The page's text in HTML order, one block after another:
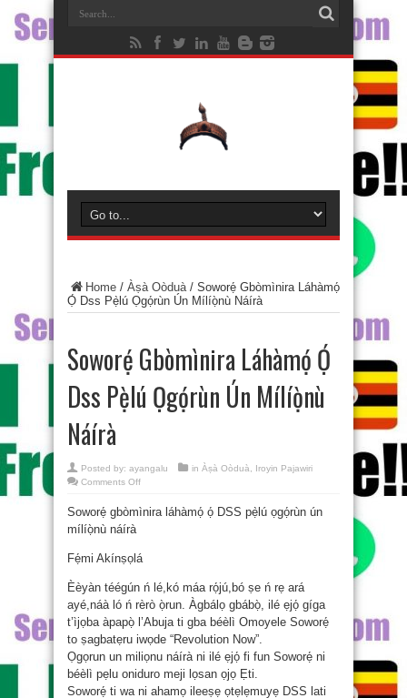
Home / Àṣà Oòduà/ Soworẹ́ Gbòmìnira Láhàmọ́
Ọ́ Dss Pẹ̀lú Ọgọ́rùn Ún Mílíọ̀nù Náírà
Soworẹ́ Gbòmìnira Láhàmọ́ Ọ́
Dss Pẹ̀lú Ọgọ́rùn Ún Mílíọ̀nù
Náírà
Posted by: ayangalu in Àṣà Oòduà
Iroyin Pajawiri
Comments Offon
Láhàmọ́
Ún
Náírà
Soworẹ́ gbòmìnira láhàmọ́ ọ́ DSS pẹ̀lú ọgọ́rùn ún
mílíọ̀nù náírà
Fẹ́mi Akínṣọlá
Èèyàn téégún ń lé,kó máa rọ́jú,bó ṣe ń rẹ ará
ayé,náà ló ń rèrò ọ̀run. Àgbálọ gbábọ̀, ilé ẹjọ́ gíga
t’ìjọba àpapọ̀ l’Abuja ti gba béèlì Omoyele Soworẹ́
to ṣagbatẹru iwọde “Revolution Now”.
Ọgọrun un miliọnu náírà ni ilé ẹjọ́ fi fun Soworẹ́ ni
béèlì pẹlu oniduro meji lọsan ọjọ Ẹti.
Soworẹ́ ti wa ni ahamọ ileeṣẹ ọtẹlẹmuyẹ DSS lati